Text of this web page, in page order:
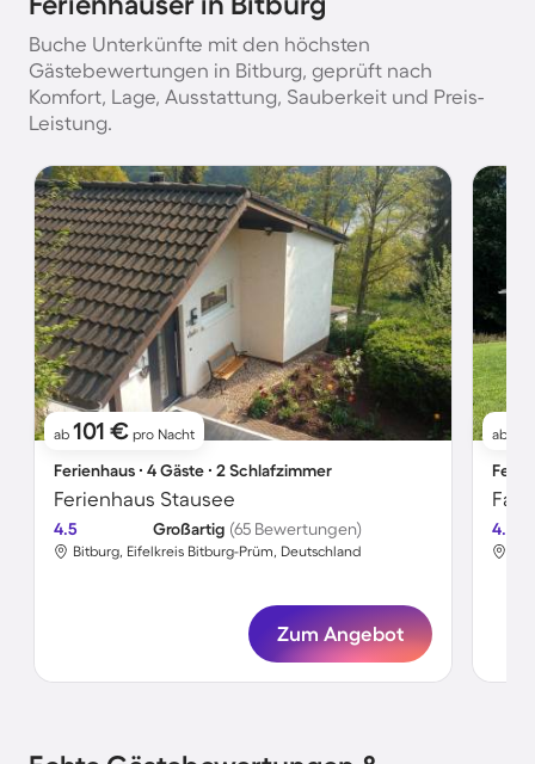
Buche Unterkünfte mit den höchsten
Gästebewertungen in Bitburg, geprüft nach
Komfort, Lage, Ausstattung, Sauberkeit und Preis-
Leistung.
ab 101 € pro Nacht
Ferienhaus ∙ 4 Gäste ∙ 2 Schlafzimmer
Ferienhaus Stausee
4.5 Großartig (65 Bewertungen)
Bitburg, Eifelkreis Bitburg-Prüm, Deutschland
Zum Angebot
ab
4.7